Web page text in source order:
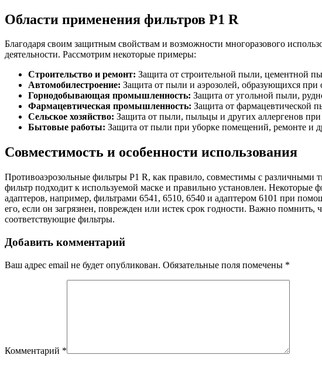
Области применения фильтров P1 R
Благодаря своим защитным свойствам и возможности многоразового
деятельности. Рассмотрим некоторые примеры:
Строительство и ремонт: Защита от строительной пыли, цементной
Автомобилестроение: Защита от пыли и аэрозолей, образующихся при
Горнодобывающая промышленность: Защита от угольной пыли,
Фармацевтическая промышленность: Защита от фармацевтической
Сельское хозяйство: Защита от пыли, пыльцы и других аллергенов
Бытовые работы: Защита от пыли при уборке помещений, ремонте и
Совместимость и особенности использования
Противоаэрозольные фильтры P1 R, как правило, совместимы с
фильтр подходит к используемой маске и правильно установлен. Некоторые
адаптеров, например, фильтрами 6541, 6510, 6540 и адаптером 6101 при
его, если он загрязнен, поврежден или истек срок годности. Важно
соответствующие фильтры.
Добавить комментарий
Ваш адрес email не будет опубликован. Обязательные поля помечены *
Комментарий *